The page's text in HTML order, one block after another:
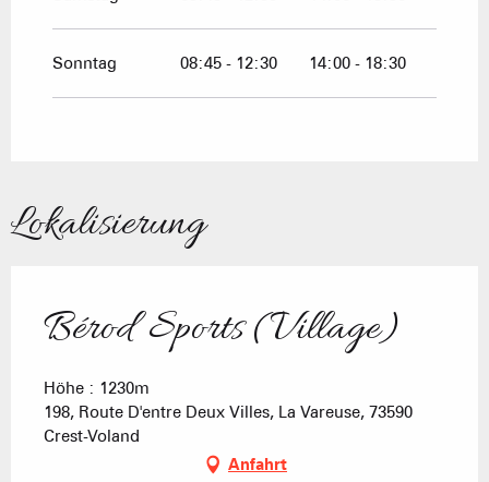
Sonntag 08:45 - 12:30 14:00 - 18:30
Lokalisierung
Bérod Sports (Village)
Höhe : 1230m
198, Route D'entre Deux Villes, La Vareuse, 73590
Crest-Voland
Anfahrt